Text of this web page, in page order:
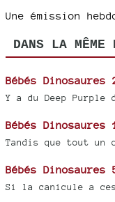
Une émission
DANS LA MÊME
Bébés Dinosaures
Y a du Deep Purple
Bébés
Tandis que tout un
Bébés
Si la canicule a